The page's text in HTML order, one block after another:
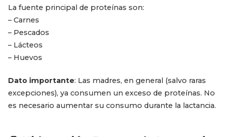
La fuente principal de proteínas son:
– Carnes
– Pescados
– Lácteos
– Huevos
Dato importante: Las madres, en general (salvo raras
excepciones), ya consumen un exceso de proteínas. No
es necesario aumentar su consumo durante la lactancia.